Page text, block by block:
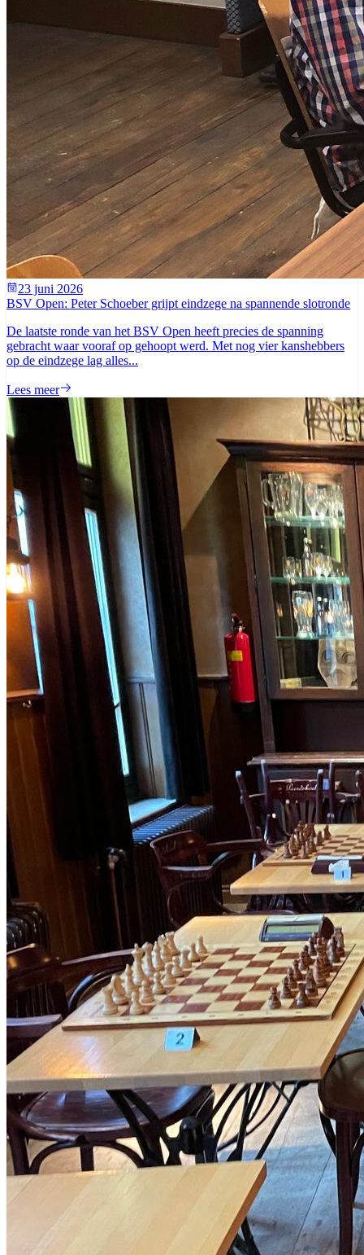
23 juni 2026
BSV Open: Peter Schoeber grijpt eindzege na spannende slotronde
De laatste ronde van het BSV Open heeft precies de spanning
gebracht waar vooraf op gehoopt werd. Met nog vier kanshebbers
op de eindzege lag alles...
Lees meer